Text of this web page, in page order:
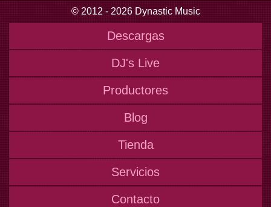
© 2012 - 2026 Dynastic Music
Descargas
DJ's Live
Productores
Blog
Tienda
Servicios
Contacto